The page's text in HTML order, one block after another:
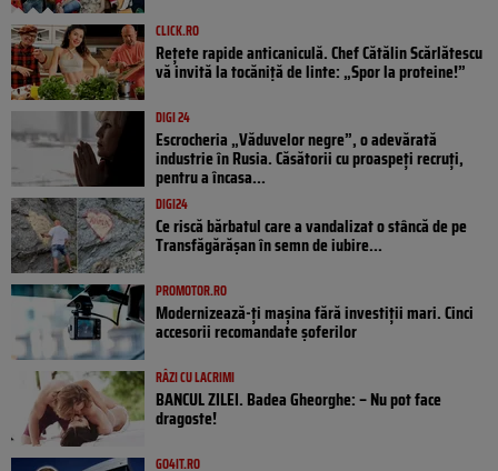
CLICK.RO
Rețete rapide anticaniculă. Chef Cătălin Scărlătescu
vă invită la tocăniță de linte: „Spor la proteine!”
DIGI 24
Escrocheria „Văduvelor negre”, o adevărată
industrie în Rusia. Căsătorii cu proaspeți recruți,
pentru a încasa...
DIGI24
Ce riscă bărbatul care a vandalizat o stâncă de pe
Transfăgărășan în semn de iubire...
PROMOTOR.RO
Modernizează-ți mașina fără investiții mari. Cinci
accesorii recomandate șoferilor
RÂZI CU LACRIMI
BANCUL ZILEI. Badea Gheorghe: – Nu pot face
dragoste!
GO4IT.RO